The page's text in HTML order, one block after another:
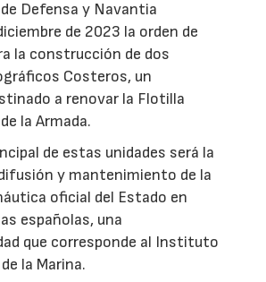
Defensa y Navantia
de 2023 la orden de
la construcción de dos
Costeros, un
a renovar la Flotilla
la Armada.
de estas unidades será la
y mantenimiento de la
oficial del Estado en
españolas, una
que corresponde al Instituto
la Marina.